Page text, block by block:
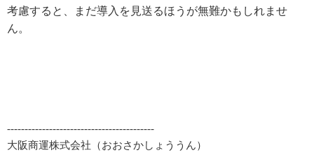
考慮すると、まだ導入を見送るほうが無難かもしれませ
ん。
------------------------------------------
大阪商運株式会社（おおさかしょううん）